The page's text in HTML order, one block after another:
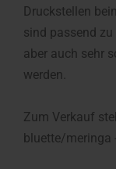
Druckstellen
sind passend
aber auch sehr
werden.
Zum Verkauf
bluette/meringa